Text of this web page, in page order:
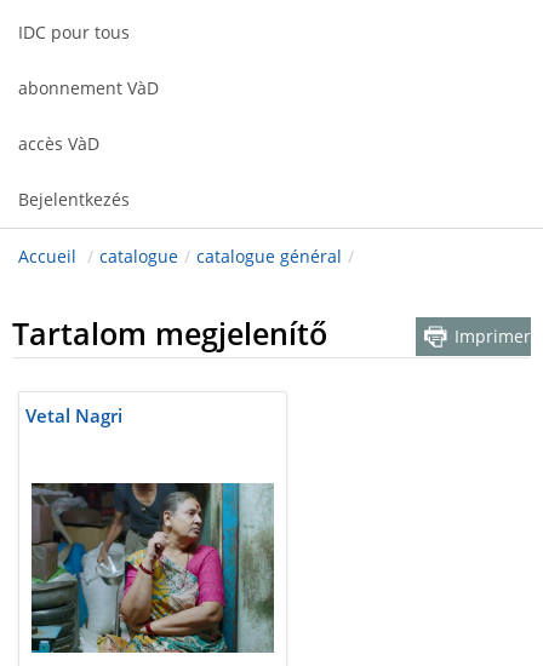
IDC pour tous
abonnement VàD
accès VàD
Bejelentkezés
Accueil / catalogue / catalogue général /
Tartalom megjelenítő Imprimer
Vetal Nagri